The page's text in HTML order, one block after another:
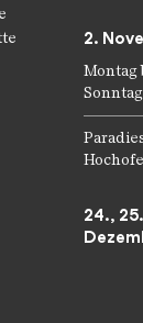
2.
Montag
Sonntag
24.,